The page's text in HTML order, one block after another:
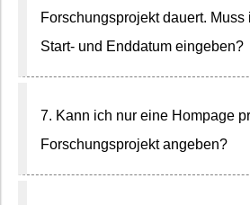
Forschungsprojekt dauert. Muss
Start- und Enddatum eingeben?
7. Kann ich nur eine Hompage
Forschungsprojekt angeben?